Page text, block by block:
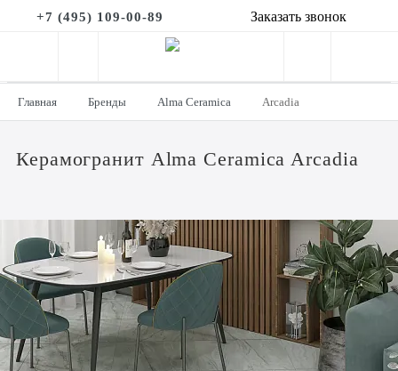
+7 (495) 109-00-89 Заказать звонок
Главная Бренды Alma Ceramica Arcadia
Керамогранит Alma Ceramica Arcadia